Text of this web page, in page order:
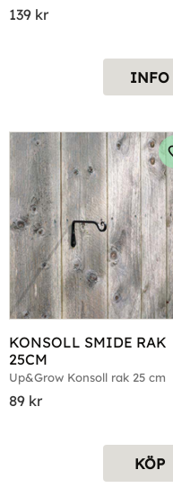
139 kr
INFO
KONSOLL SMIDE RAK
25CM
Up&Grow Konsoll rak 25 cm
89 kr
KÖP